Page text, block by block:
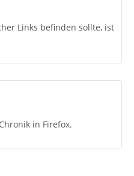
Links befinden sollte, ist
in Firefox.